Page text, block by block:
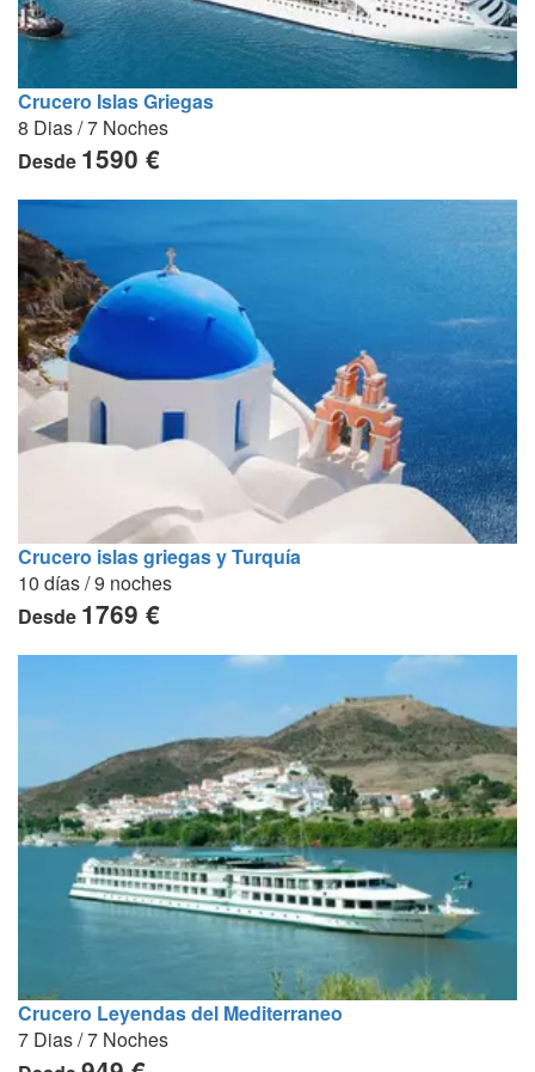
Crucero Islas Griegas
8 Dias / 7 Noches
Desde 1590 €
Crucero islas griegas y Turquía
10 días / 9 noches
Desde 1769 €
Crucero Leyendas del Mediterraneo
7 Dias / 7 Noches